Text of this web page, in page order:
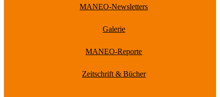
MANEO-Newsletters
Galerie
MANEO-Reporte
Zeitschrift & Bücher